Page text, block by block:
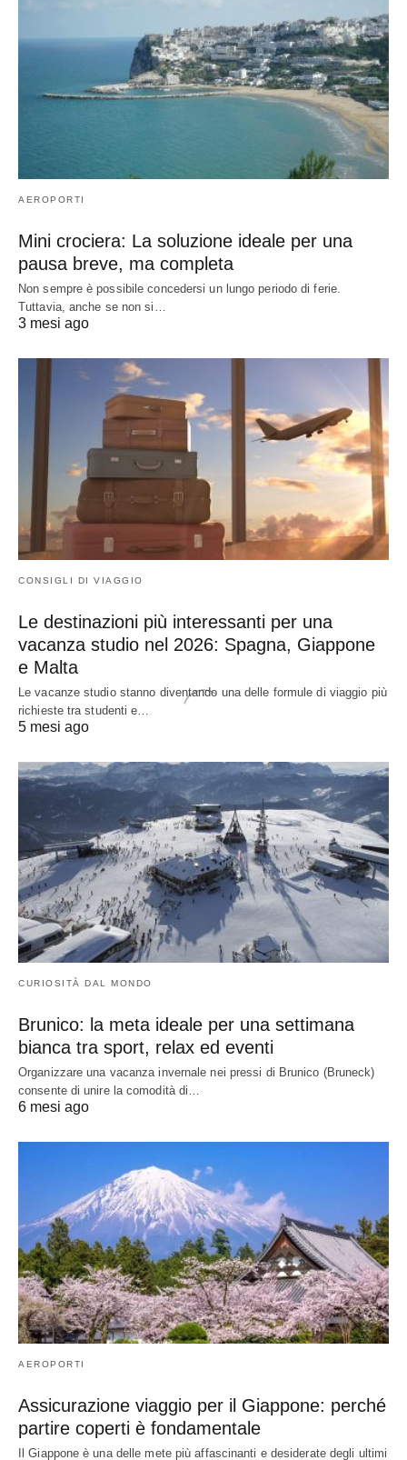
AEROPORTI
Mini crociera: La soluzione ideale per una
pausa breve, ma completa
Non sempre è possibile concedersi un lungo periodo di ferie.
Tuttavia, anche se non si…
3 mesi ago
CONSIGLI DI VIAGGIO
Le destinazioni più interessanti per una
vacanza studio nel 2026: Spagna, Giappone
e Malta
Le vacanze studio stanno diventando una delle formule di viaggio più
richieste tra studenti e…
5 mesi ago
CURIOSITÀ DAL MONDO
Brunico: la meta ideale per una settimana
bianca tra sport, relax ed eventi
Organizzare una vacanza invernale nei pressi di Brunico (Bruneck)
consente di unire la comodità di…
6 mesi ago
AEROPORTI
Assicurazione viaggio per il Giappone: perché
partire coperti è fondamentale
Il Giappone è una delle mete più affascinanti e desiderate degli ultimi